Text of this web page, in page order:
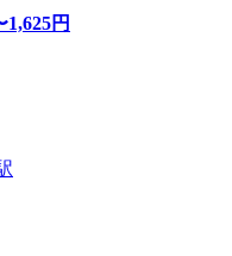
1,625円